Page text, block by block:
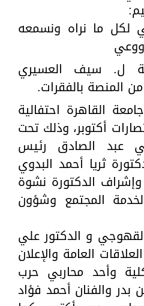
لكل ما نراه ونسمعه
ل. سيف العسيري
المنصة بالفقرات.
القاهرة احتفالية
أكتوبر، وذلك تحت
عبد الصادق رئيس
ثريا أحمد البدوي
وإشراف الدكتورة نشوة
المجتمع وشؤون
و الدكتور علي
العامة والإعلان
وأحد محاربي حرب
بدر والفنان أحمد فؤاد